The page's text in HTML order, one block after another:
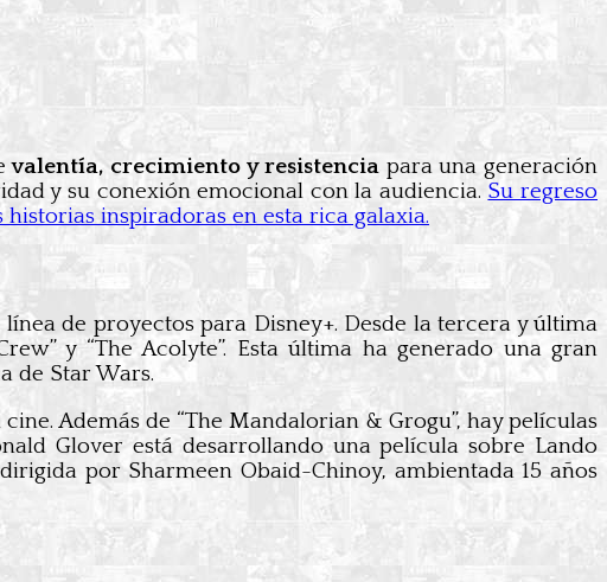
valentía, crecimiento y resistencia para una generación
y su conexión emocional con la audiencia. Su regreso
inspiradoras en esta rica galaxia.
de proyectos para Disney+. Desde la tercera y última
y “The Acolyte”. Esta última ha generado una gran
de Star Wars.
Además de “The Mandalorian & Grogu”, hay películas
Glover está desarrollando una película sobre Lando
por Sharmeen Obaid-Chinoy, ambientada 15 años